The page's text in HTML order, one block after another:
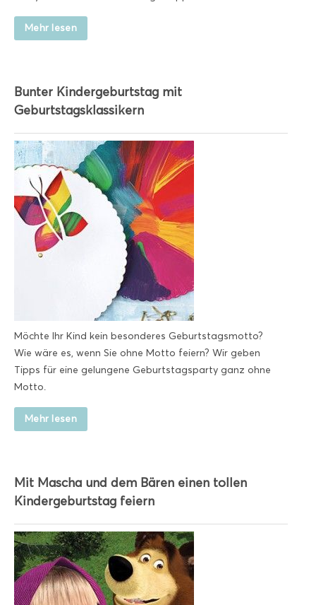
Mehr lesen
Bunter Kindergeburtstag mit
Geburtstagsklassikern
Möchte Ihr Kind kein besonderes Geburtstagsmotto?
Wie wäre es, wenn Sie ohne Motto feiern? Wir geben
Tipps für eine gelungene Geburtstagsparty ganz ohne
Motto.
Mehr lesen
Mit Mascha und dem Bären einen tollen
Kindergeburtstag feiern